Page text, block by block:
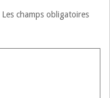
Les champs obligatoires